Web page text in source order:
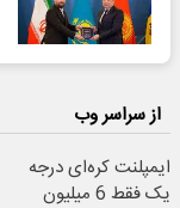
از سراسر وب
ایمپلنت کره‌ای درجه
یک فقط 6 میلیون